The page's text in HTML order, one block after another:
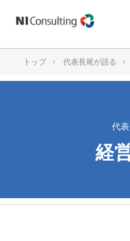
トップ 代表長尾が語る
代
経